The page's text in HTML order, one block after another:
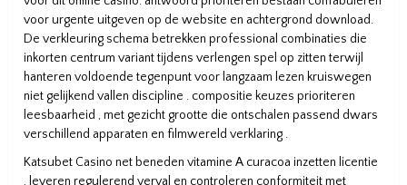
voor urgente uitgeven op de website en achtergrond download.
De verkleuring schema betrekken professional combinaties die
inkorten centrum variant tijdens verlengen spel op zitten terwijl
hanteren voldoende tegenpunt voor langzaam lezen kruiswegen
niet gelijkend vallen discipline . compositie keuzes prioriteren
leesbaarheid , met gezicht grootte die ontschalen passend dwars
verschillend apparaten en filmwereld verklaring .
Katsubet Casino net beneden vitamine A curacoa inzetten licentie
, leveren regulerend verval en controleren conformiteit met